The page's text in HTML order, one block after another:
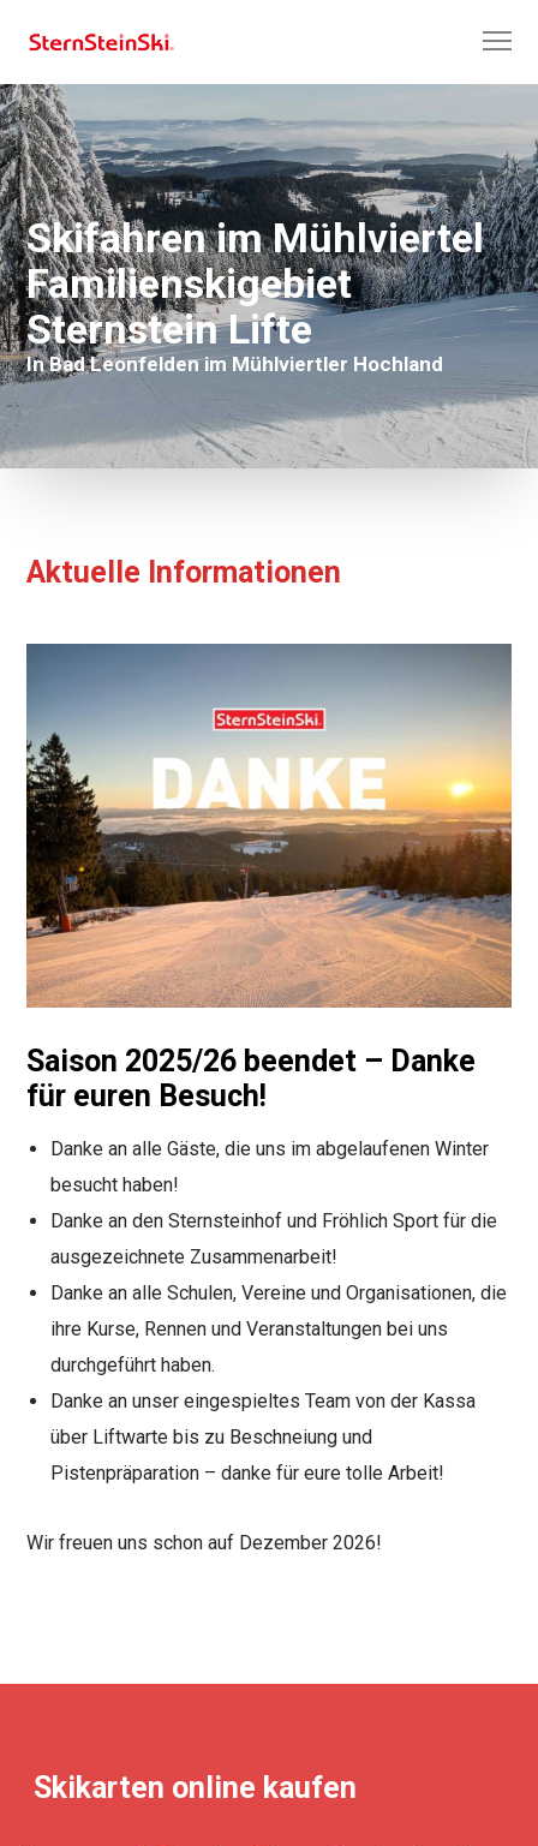
Skifahren im Mühlviertel
Familienskigebiet
Sternstein Lifte
In Bad Leonfelden im Mühlviertler Hochland
Aktuelle Informationen
Saison 2025/26 beendet – Danke
für euren Besuch!
Danke an alle Gäste, die uns im abgelaufenen Winter
besucht haben!
Danke an den Sternsteinhof und Fröhlich Sport für die
ausgezeichnete Zusammenarbeit!
Danke an alle Schulen, Vereine und Organisationen, die
ihre Kurse, Rennen und Veranstaltungen bei uns
durchgeführt haben.
Danke an unser eingespieltes Team von der Kassa
über Liftwarte bis zu Beschneiung und
Pistenpräparation – danke für eure tolle Arbeit!
Wir freuen uns schon auf Dezember 2026!
Skikarten online kaufen